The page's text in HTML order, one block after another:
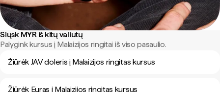
Siųsk MYR iš kitų valiutų
Palygink kursus į Malaizijos ringitai iš viso pasaulio.
Žiūrėk JAV doleris į Malaizijos ringitas kursus
Žiūrėk Euras į Malaizijos ringitas kursus